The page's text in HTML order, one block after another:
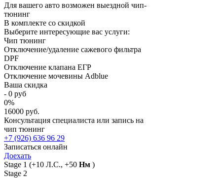
Для вашего авто возможен выездной чип-
тюнинг
В комплекте со скидкой
Выберите интересующие вас услуги:
Чип тюнинг
Отключение/удаление сажевого фильтра
DPF
Отключение клапана ЕГР
Отключение мочевины Adblue
Ваша скидка
- 0 руб
0%
16000 руб.
Консультация специалиста или запись на
чип тюнинг
+7 (926) 636 96 29
Записаться онлайн
Доехать
Stage 1 (+10 Л.С., +50 Нм )
Stage 2